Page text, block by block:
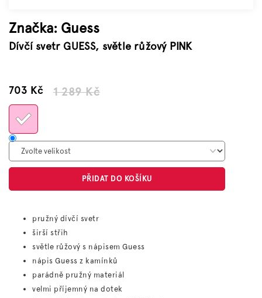
Značka: Guess
Dívčí svetr GUESS, světle růžový PINK
1 289 Kč
703 KčMěrná
PŘIDAT DO KOŠÍKU
pružný dívčí svetr
širší střih
světle růžový s nápisem Guess
nápis Guess z kamínků
parádně pružný materiál
velmi příjemný na dotek